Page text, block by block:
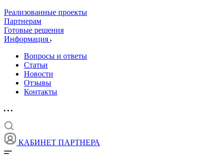
Реализованные проекты
Партнерам
Готовые решения
Информация
Вопросы и ответы
Статьи
Новости
Отзывы
Контакты
КАБИНЕТ ПАРТНЕРА